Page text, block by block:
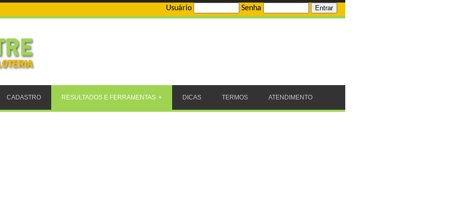
Usuário Senha
CADASTRO RESULTADOS E FERRAMENTAS DICAS TERMOS ATENDIMENTO